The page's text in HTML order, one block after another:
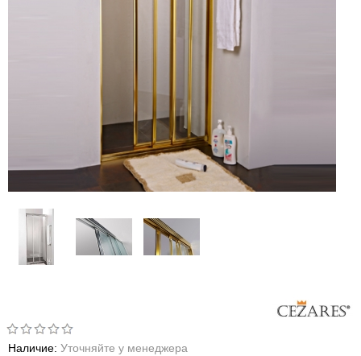
Наличие: Уточняйте у менеджера